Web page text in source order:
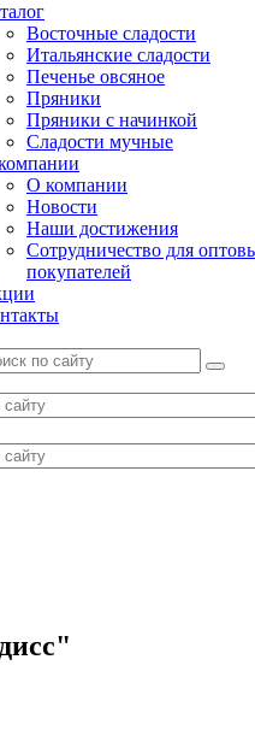
Восточные сладости
Итальянские сладости
Печенье овсяное
Пряники
Пряники с начинкой
Сладости мучные
О компании
Новости
Наши достижения
Сотрудничество для
покупателей